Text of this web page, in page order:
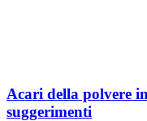
Acari della polvere
suggerimenti